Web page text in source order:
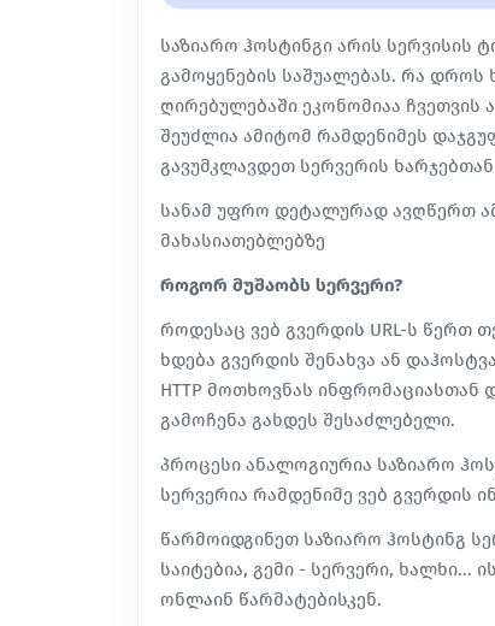
საზიარო ჰოსტინგი არის სერვისის
გამოყენების საშუალებას. რა დროს
ღირებულებაში ეკონომიაა ჩვეთვის
შეუძლია ამიტომ რამდენიმეს
გავუმკლავდეთ სერვერის
სანამ უფრო დეტალურად ავღწერთ
მახასიათებლებზე
როგორ მუშაობს სერვერი?
როდესაც ვებ გვერდის URL-ს წერთ
ხდება გვერდის შენახვა ან
HTTP მოთხოვნას ინფრომაციასთან
გამოჩენა გახდეს შესაძლებელი.
პროცესი ანალოგიურია საზიარო
სერვერია რამდენიმე ვებ გვერდის
წარმოიდგინეთ საზიარო ჰოსტინგ
საიტებია, გემი - სერვერი, ხალხი...
ონლაინ წარმატებისკენ.